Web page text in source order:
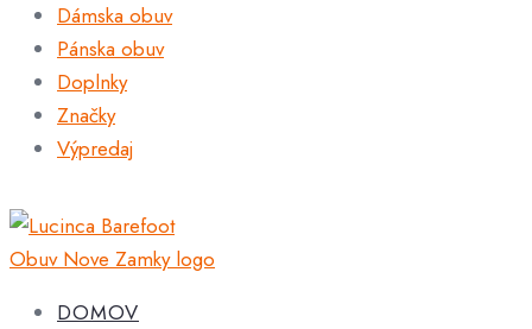
Dámska obuv
Pánska obuv
Doplnky
Značky
Výpredaj
DOMOV